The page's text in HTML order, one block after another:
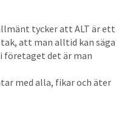
tycker att ALT är ett
att man alltid kan säga
företaget det är man
med alla, fikar och äter